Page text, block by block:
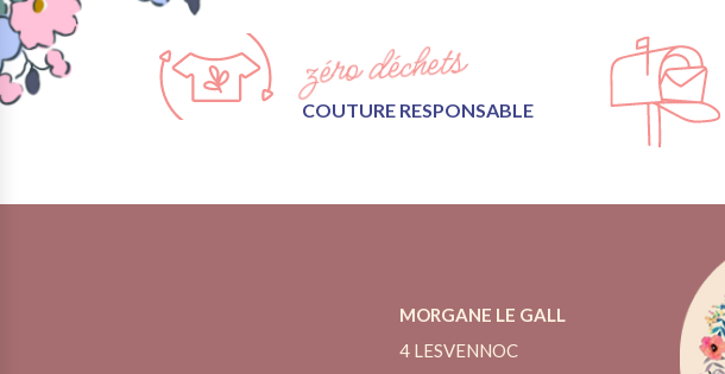
zéro déchets
COUTURE RESPONSABLE
MORGANE LE GALL
4 LESVENNOC